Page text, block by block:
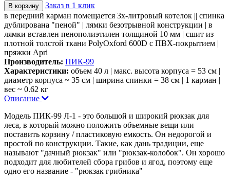
В корзину
Заказ в 1 клик
в передний карман помещается 3х-литровый котелок || спинка
дублирована "пеной" | лямки безотрывной конструкции | в
лямки вставлен пенополиэтилен толщиной 10 мм | сшит из
плотной толстой ткани PolyOxford 600D с ПВХ-покрытием |
пряжки Apri
Производитель: ПИК-99
Характеристики: объем 40 л | макс. высота корпуса = 53 см |
диаметр корпуса ~ 35 см | ширина спинки = 38 см | 1 карман |
вес ~ 0.62 кг
Описание
Модель ПИК-99 Л-1 - это большой и широкий рюкзак для
леса, в который можно положить объемные вещи или
поставить корзину / пластиковую емкость. Он недорогой и
простой по конструкции. Такие, как дань традиции, еще
называют "дачный рюкзак" или "рюкзак-колобок". Он хорошо
подходит для любителей сбора грибов и ягод, поэтому еще
одно его название - "рюкзак грибника"